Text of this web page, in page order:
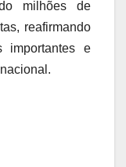
milhões de
reafirmando
importantes e